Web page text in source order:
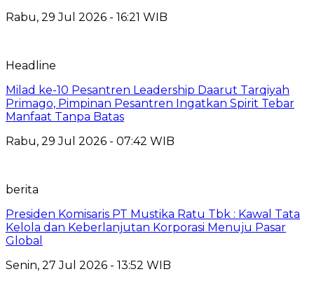
Rabu, 29 Jul 2026 - 16:21 WIB
Headline
Milad ke-10 Pesantren Leadership Daarut Tarqiyah
Primago, Pimpinan Pesantren Ingatkan Spirit Tebar
Manfaat Tanpa Batas
Rabu, 29 Jul 2026 - 07:42 WIB
berita
Presiden Komisaris PT Mustika Ratu Tbk : Kawal Tata
Kelola dan Keberlanjutan Korporasi Menuju Pasar
Global
Senin, 27 Jul 2026 - 13:52 WIB